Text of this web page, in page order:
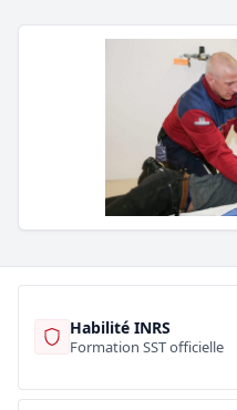
Habilité INRS
Formation SST officielle